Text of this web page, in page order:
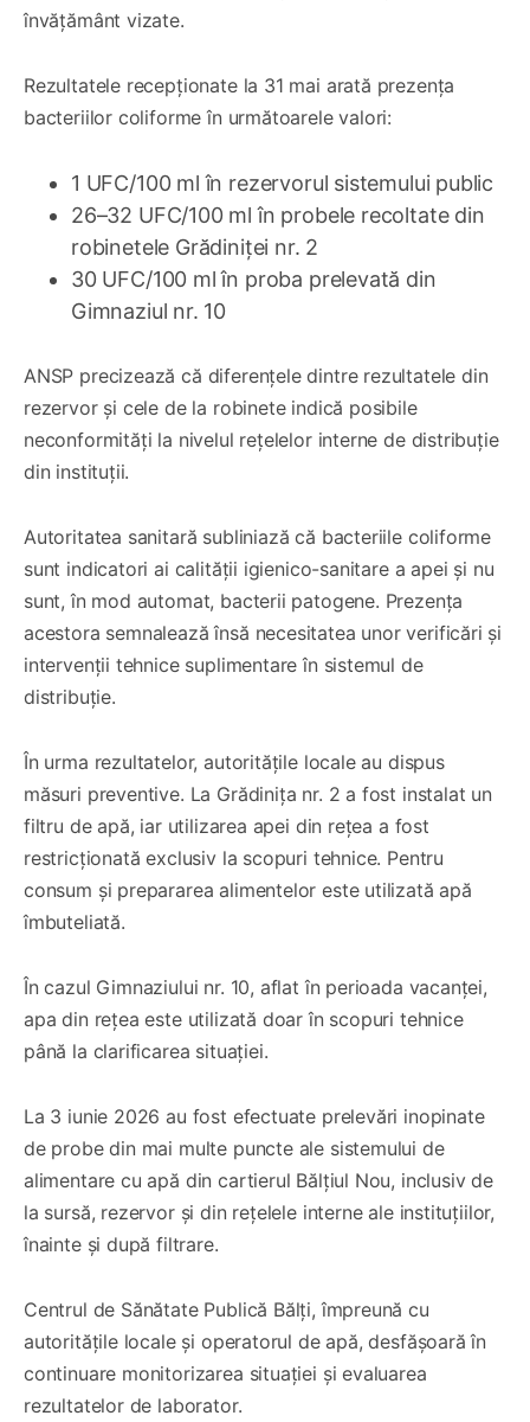
învățământ vizate.
Rezultatele recepționate la 31 mai arată prezența
bacteriilor coliforme în următoarele valori:
1 UFC/100 ml în rezervorul sistemului public
26–32 UFC/100 ml în probele recoltate din
robinetele Grădiniței nr. 2
30 UFC/100 ml în proba prelevată din
Gimnaziul nr. 10
ANSP precizează că diferențele dintre rezultatele din
rezervor și cele de la robinete indică posibile
neconformități la nivelul rețelelor interne de distribuție
din instituții.
Autoritatea sanitară subliniază că bacteriile coliforme
sunt indicatori ai calității igienico-sanitare a apei și nu
sunt, în mod automat, bacterii patogene. Prezența
acestora semnalează însă necesitatea unor verificări și
intervenții tehnice suplimentare în sistemul de
distribuție.
În urma rezultatelor, autoritățile locale au dispus
măsuri preventive. La Grădinița nr. 2 a fost instalat un
filtru de apă, iar utilizarea apei din rețea a fost
restricționată exclusiv la scopuri tehnice. Pentru
consum și prepararea alimentelor este utilizată apă
îmbuteliată.
În cazul Gimnaziului nr. 10, aflat în perioada vacanței,
apa din rețea este utilizată doar în scopuri tehnice
până la clarificarea situației.
La 3 iunie 2026 au fost efectuate prelevări inopinate
de probe din mai multe puncte ale sistemului de
alimentare cu apă din cartierul Bălțiul Nou, inclusiv de
la sursă, rezervor și din rețelele interne ale instituțiilor,
înainte și după filtrare.
Centrul de Sănătate Publică Bălți, împreună cu
autoritățile locale și operatorul de apă, desfășoară în
continuare monitorizarea situației și evaluarea
rezultatelor de laborator.